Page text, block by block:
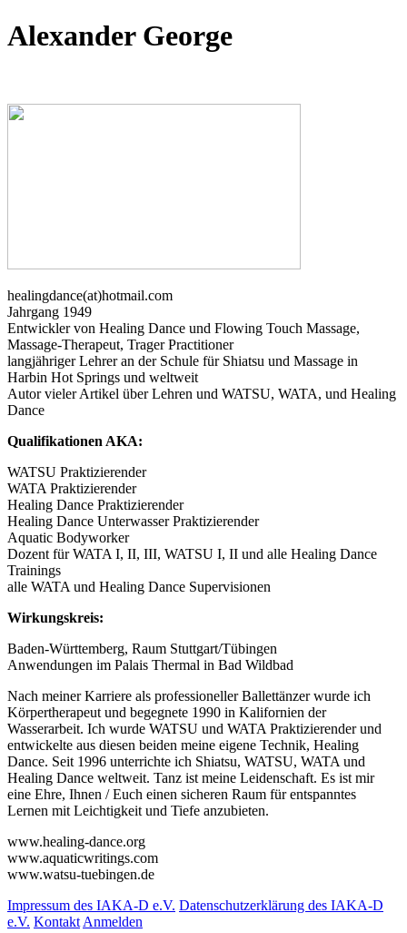
Alexander George
healingdance(at)hotmail.com
Jahrgang 1949
Entwickler von Healing Dance und Flowing Touch Massage,
Massage-Therapeut, Trager Practitioner
langjähriger Lehrer an der Schule für Shiatsu und Massage in
Harbin Hot Springs und weltweit
Autor vieler Artikel über Lehren und WATSU, WATA, und Healing
Dance
Qualifikationen AKA:
WATSU Praktizierender
WATA Praktizierender
Healing Dance Praktizierender
Healing Dance Unterwasser Praktizierender
Aquatic Bodyworker
Dozent für WATA I, II, III, WATSU I, II und alle Healing Dance
Trainings
alle WATA und Healing Dance Supervisionen
Wirkungskreis:
Baden-Württemberg, Raum Stuttgart/Tübingen
Anwendungen im Palais Thermal in Bad Wildbad
Nach meiner Karriere als professioneller Ballettänzer wurde ich
Körpertherapeut und begegnete 1990 in Kalifornien der
Wasserarbeit. Ich wurde WATSU und WATA Praktizierender und
entwickelte aus diesen beiden meine eigene Technik, Healing
Dance. Seit 1996 unterrichte ich Shiatsu, WATSU, WATA und
Healing Dance weltweit. Tanz ist meine Leidenschaft. Es ist mir
eine Ehre, Ihnen / Euch einen sicheren Raum für entspanntes
Lernen mit Leichtigkeit und Tiefe anzubieten.
www.healing-dance.org
www.aquaticwritings.com
www.watsu-tuebingen.de
Impressum des IAKA-D e.V. Datenschutzerklärung des IAKA-D
e.V. Kontakt Anmelden